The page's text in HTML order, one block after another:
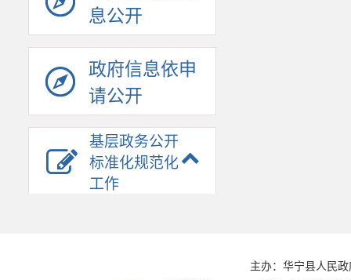
息公开
政府信息依申
请公开
基层政务公开
标准化规范化
工作
主办：华宁县人民